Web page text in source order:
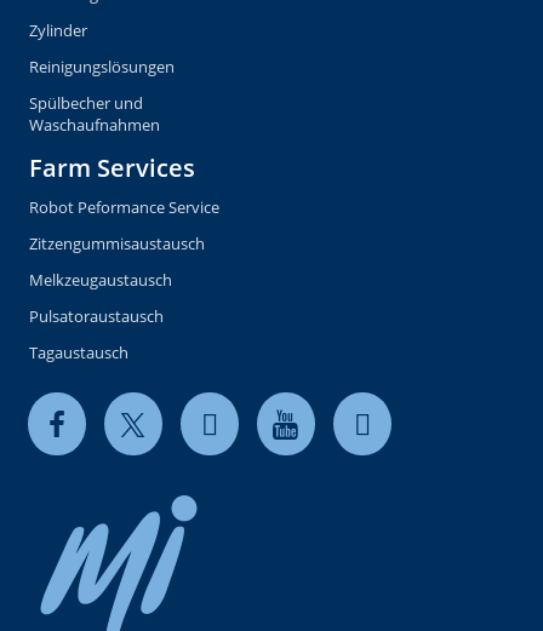
Zylinder
Reinigungslösungen
Spülbecher und
Waschaufnahmen
Farm Services
Robot Peformance Service
Zitzengummisaustausch
Melkzeugaustausch
Pulsatoraustausch
Tagaustausch